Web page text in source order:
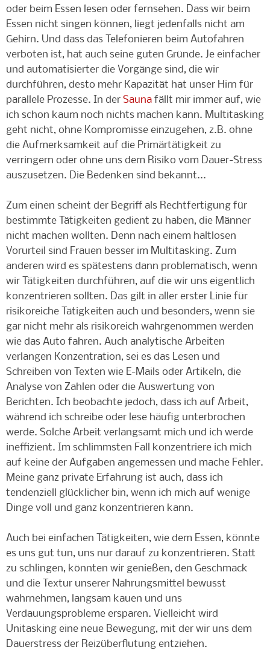
oder beim Essen lesen oder fernsehen. Dass wir beim
Essen nicht singen können, liegt jedenfalls nicht am
Gehirn. Und dass das Telefonieren beim Autofahren
verboten ist, hat auch seine guten Gründe. Je einfacher
und automatisierter die Vorgänge sind, die wir
durchführen, desto mehr Kapazität hat unser Hirn für
parallele Prozesse. In der Sauna fällt mir immer auf, wie
ich schon kaum noch nichts machen kann. Multitasking
geht nicht, ohne Kompromisse einzugehen, z.B. ohne
die Aufmerksamkeit auf die Primärtätigkeit zu
verringern oder ohne uns dem Risiko vom Dauer-Stress
auszusetzen. Die Bedenken sind bekannt...
Zum einen scheint der Begriff als Rechtfertigung für
bestimmte Tätigkeiten gedient zu haben, die Männer
nicht machen wollten. Denn nach einem haltlosen
Vorurteil sind Frauen besser im Multitasking. Zum
anderen wird es spätestens dann problematisch, wenn
wir Tätigkeiten durchführen, auf die wir uns eigentlich
konzentrieren sollten. Das gilt in aller erster Linie für
risikoreiche Tätigkeiten auch und besonders, wenn sie
gar nicht mehr als risikoreich wahrgenommen werden
wie das Auto fahren. Auch analytische Arbeiten
verlangen Konzentration, sei es das Lesen und
Schreiben von Texten wie E-Mails oder Artikeln, die
Analyse von Zahlen oder die Auswertung von
Berichten. Ich beobachte jedoch, dass ich auf Arbeit,
während ich schreibe oder lese häufig unterbrochen
werde. Solche Arbeit verlangsamt mich und ich werde
ineffizient. Im schlimmsten Fall konzentriere ich mich
auf keine der Aufgaben angemessen und mache Fehler.
Meine ganz private Erfahrung ist auch, dass ich
tendenziell glücklicher bin, wenn ich mich auf wenige
Dinge voll und ganz konzentrieren kann.
Auch bei einfachen Tätigkeiten, wie dem Essen, könnte
es uns gut tun, uns nur darauf zu konzentrieren. Statt
zu schlingen, könnten wir genießen, den Geschmack
und die Textur unserer Nahrungsmittel bewusst
wahrnehmen, langsam kauen und uns
Verdauungsprobleme ersparen. Vielleicht wird
Unitasking eine neue Bewegung, mit der wir uns dem
Dauerstress der Reizüberflutung entziehen.